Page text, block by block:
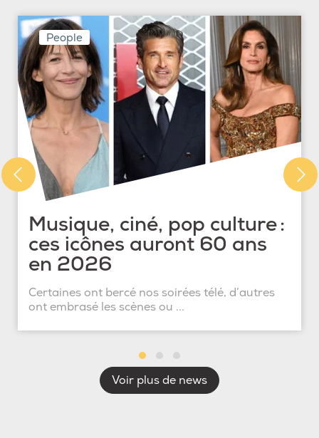
People
Musique, ciné, pop culture :
ces icônes auront 60 ans
en 2026
Certaines ont bercé nos soirées télé, d’autres
ont embrasé les scènes ou ...
Voir plus de news